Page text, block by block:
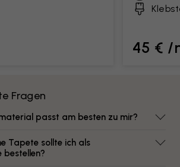
45 € /
Fragen
passt am besten zu mir?
Tapete sollte ich als
bestellen?